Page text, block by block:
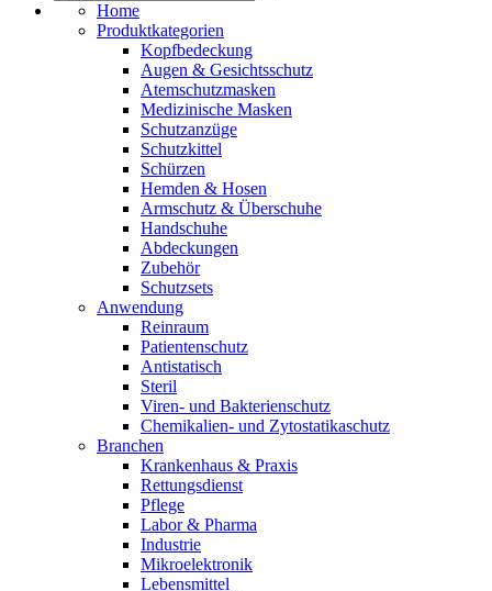
Home
Produktkategorien
Kopfbedeckung
Augen & Gesichtsschutz
Atemschutzmasken
Medizinische Masken
Schutzanzüge
Schutzkittel
Schürzen
Hemden & Hosen
Armschutz & Überschuhe
Handschuhe
Abdeckungen
Zubehör
Schutzsets
Anwendung
Reinraum
Patientenschutz
Antistatisch
Steril
Viren- und Bakterienschutz
Chemikalien- und Zytostatikaschutz
Branchen
Krankenhaus & Praxis
Rettungsdienst
Pflege
Labor & Pharma
Industrie
Mikroelektronik
Lebensmittel